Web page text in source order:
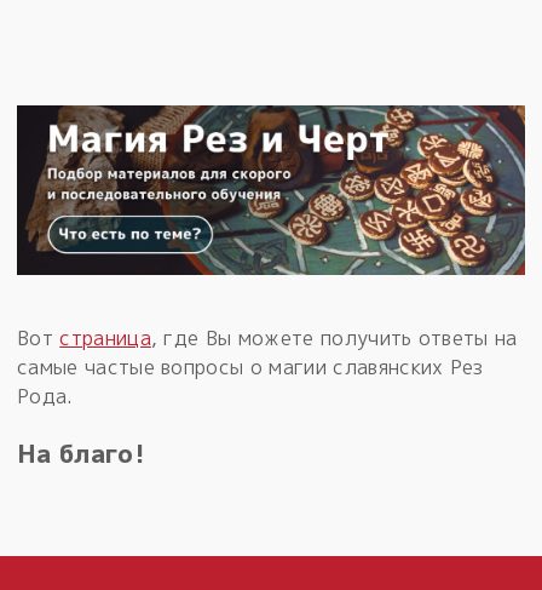
Вотстраница, где Вы можете получить ответы на
самые частые вопросы о магии славянских Рез
Рода.
На благо!